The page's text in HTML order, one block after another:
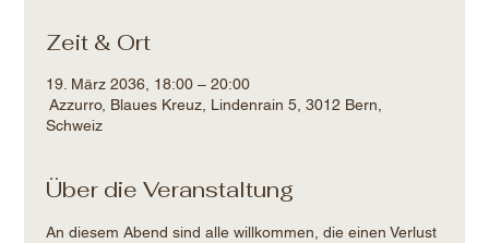
Zeit & Ort
19. März 2036, 18:00 – 20:00
Azzurro, Blaues Kreuz, Lindenrain 5, 3012 Bern,
Schweiz
Über die Veranstaltung
An diesem Abend sind alle willkommen, die einen Verlust